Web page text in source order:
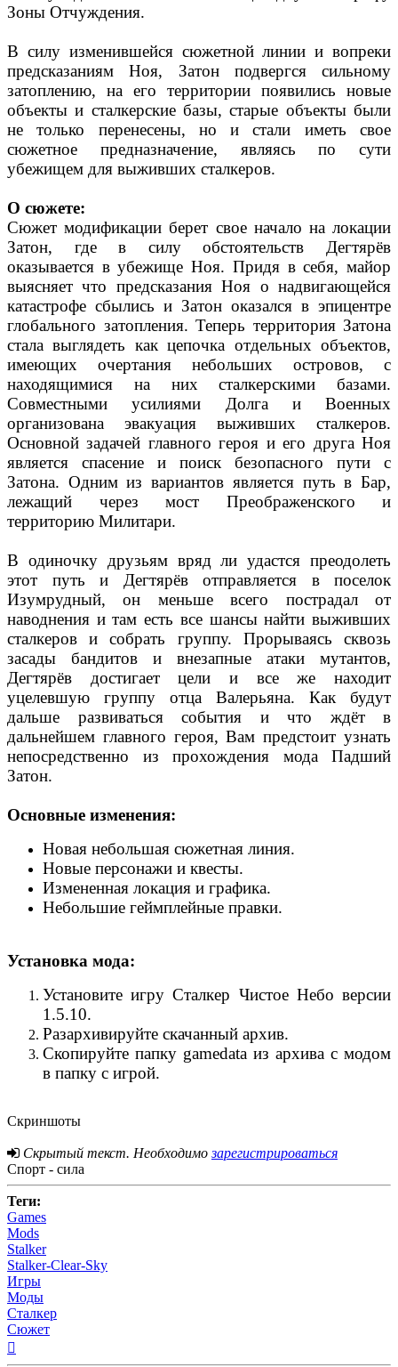
Зоны Отчуждения.
В силу изменившейся сюжетной линии и вопреки
предсказаниям Ноя, Затон подвергся сильному
затоплению, на его территории появились новые
объекты и сталкерские базы, старые объекты были
не только перенесены, но и стали иметь свое
сюжетное предназначение, являясь по сути
убежищем для выживших сталкеров.
О сюжете:
Сюжет модификации берет свое начало на локации
Затон, где в силу обстоятельств Дегтярёв
оказывается в убежище Ноя. Придя в себя, майор
выясняет что предсказания Ноя о надвигающейся
катастрофе сбылись и Затон оказался в эпицентре
глобального затопления. Теперь территория Затона
стала выглядеть как цепочка отдельных объектов,
имеющих очертания небольших островов, с
находящимися на них сталкерскими базами.
Совместными усилиями Долга и Военных
организована эвакуация выживших сталкеров.
Основной задачей главного героя и его друга Ноя
является спасение и поиск безопасного пути с
Затона. Одним из вариантов является путь в Бар,
лежащий через мост Преображенского и
территорию Милитари.
В одиночку друзьям вряд ли удастся преодолеть
этот путь и Дегтярёв отправляется в поселок
Изумрудный, он меньше всего пострадал от
наводнения и там есть все шансы найти выживших
сталкеров и собрать группу. Прорываясь сквозь
засады бандитов и внезапные атаки мутантов,
Дегтярёв достигает цели и все же находит
уцелевшую группу отца Валерьяна. Как будут
дальше развиваться события и что ждёт в
дальнейшем главного героя, Вам предстоит узнать
непосредственно из прохождения мода Падший
Затон.
Основные изменения:
Новая небольшая сюжетная линия.
Новые персонажи и квесты.
Измененная локация и графика.
Небольшие геймплейные правки.
Установка мода:
Установите игру Сталкер Чистое Небо версии
1.5.10.
Разархивируйте скачанный архив.
Скопируйте папку gamedata из архива с модом
в папку с игрой.
Скриншоты
Скрытый текст. Необходимозарегистрироваться
Спорт - сила
Теги:
Games
Mods
Stalker
Stalker-Clear-Sky
Игры
Моды
Сталкер
Сюжет